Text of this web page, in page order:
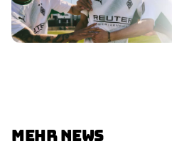
MEHR NEWS